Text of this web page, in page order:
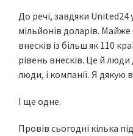
До речі, завдяки United24
мільйонів доларів. Майже
внесків із більш як 110
рівень внесків. Це й
люди, і компанії. Я дякую
І ще одне.
Провів сьогодні кілька